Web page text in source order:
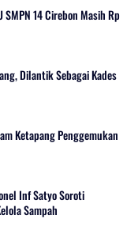
SMPN 14 Cirebon Masih Rp
Dilantik Sebagai Kades
Ketapang Penggemukan
Inf Satyo Soroti
Sampah